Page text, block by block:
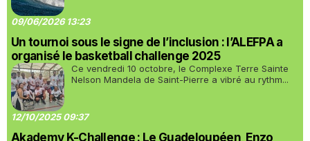
09/06/2026 13:23
Un tournoi sous le signe de l’inclusion : l’ALEFPA a
organisé le basketball challenge 2025
Ce vendredi 10 octobre, le Complexe Terre Sainte
Nelson Mandela de Saint-Pierre a vibré au rythm...
12/10/2025 09:37
Akademy K-Challenge : Le Guadeloupéen, Enzo